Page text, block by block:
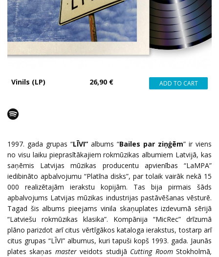
Vinils (LP) 26,90 €
1997. gada grupas “LĪVI” albums “Bailes par ziņģēm” ir viens
no visu laiku pieprasītākajiem rokmūzikas albumiem Latvijā, kas
saņēmis Latvijas mūzikas producentu apvienības “LaMPA”
iedibināto apbalvojumu “Platīna disks”, par tolaik vairāk nekā 15
000 realizētajām ierakstu kopijām. Tas bija pirmais šāds
apbalvojums Latvijas mūzikas industrijas pastāvēšanas vēsturē.
Tagad šis albums pieejams vinila skaņuplates izdevumā sērijā
“Latviešu rokmūzikas klasika”. Kompānija “MicRec” drīzumā
plāno parizdot arī citus vērtīgākos kataloga ierakstus, tostarp arī
citus grupas “LĪVI” albumus, kuri tapuši kopš 1993. gada. Jaunās
plates skaņas masterveidots studijā Cutting RoomStokholmā,